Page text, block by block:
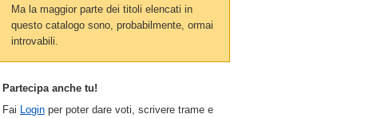
Ma la maggior parte dei titoli elencati in
questo catalogo sono, probabilmente, ormai
introvabili.
Partecipa anche tu!
Fai Login per poter dare voti, scrivere trame e